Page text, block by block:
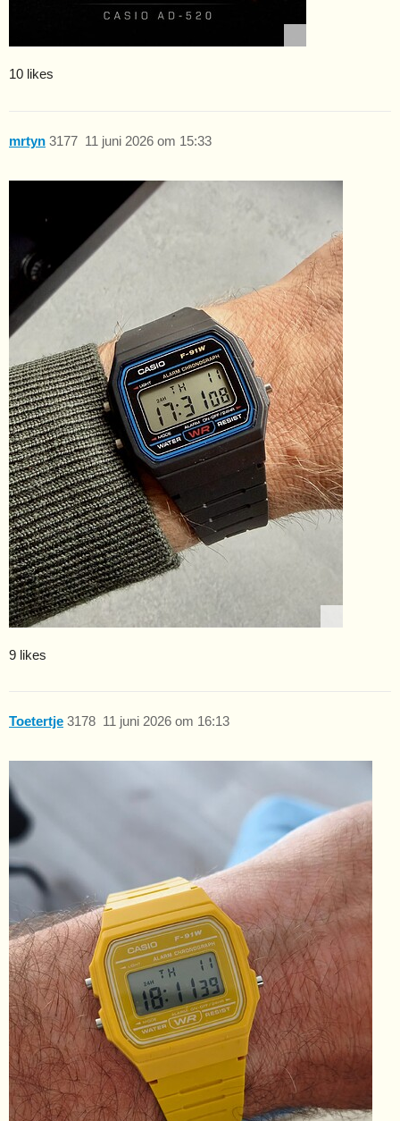
10 likes
mrtyn 11 juni 2026 om 15:33
3177
9 likes
Toetertje 11 juni 2026 om 16:13
3178